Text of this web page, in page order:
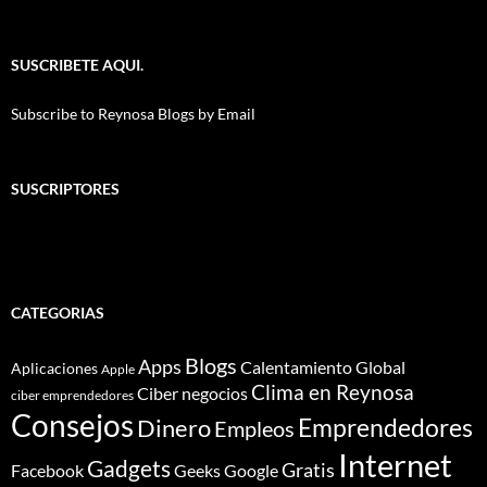
SUSCRIBETE AQUI.
Subscribe to Reynosa Blogs by Email
SUSCRIPTORES
CATEGORIAS
Aplicaciones Apple Apps Blogs Calentamiento Global
ciber emprendedores Ciber negociosClima en Reynosa
ConsejosDineroEmpleos Emprendedores
Facebook GadgetsGeeksGoogleGratis Internet